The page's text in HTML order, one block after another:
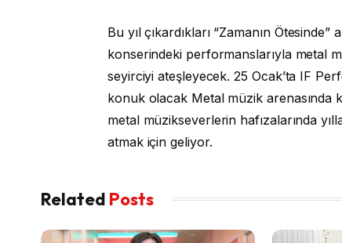
Bu yıl çıkardıkları “Zamanın
konserindeki performanslarıyla metal
seyirciyi ateşleyecek. 25 Ocak’ta IF
konuk olacak Metal müzik arenasında
metal müzikseverlerin hafızalarında
atmak için geliyor.
Related Posts